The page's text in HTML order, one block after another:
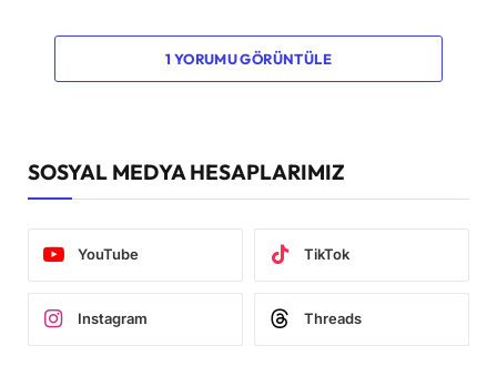
1 YORUMU GÖRÜNTÜLE
SOSYAL MEDYA HESAPLARIMIZ
YouTube TikTok
Instagram Threads